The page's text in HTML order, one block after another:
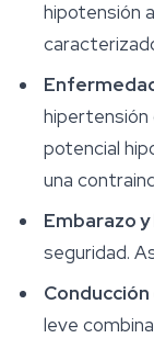
hipotensión
hipertensión
potencial
una
Embarazo
seguridad.
leve